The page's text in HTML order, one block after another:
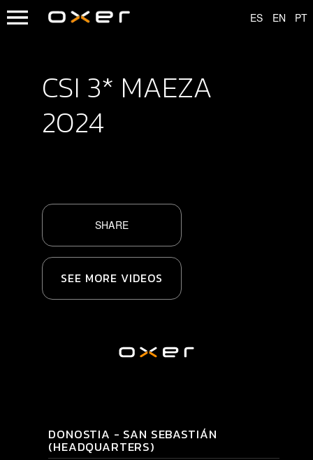
CSI 3* MAEZA
2024
SHARE
SEE MORE VIDEOS
DONOSTIA - SAN SEBASTIÁN
(HEADQUARTERS)